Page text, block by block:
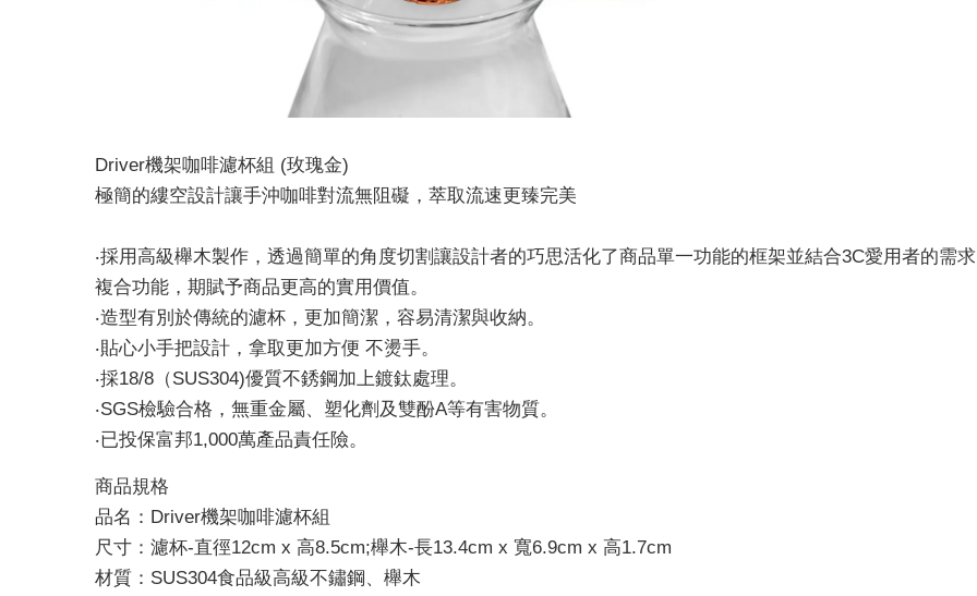
Driver機架咖啡濾杯組 (玫瑰金)
極簡的縷空設計讓手沖咖啡對流無阻礙，萃取流速更臻完美
‧採用高級櫸木製作，透過簡單的角度切割讓設計者的巧思活化了商品單一功能的框架並結合3C愛用者的需
複合功能，期賦予商品更高的實用價值。
‧造型有別於傳統的濾杯，更加簡潔，容易清潔與收納。
‧貼心小手把設計，拿取更加方便 不燙手。
‧採18/8（SUS304)優質不銹鋼加上鍍鈦處理。
‧SGS檢驗合格，無重金屬、塑化劑及雙酚A等有害物質。
‧已投保富邦1,000萬產品責任險。
商品規格
品名：Driver機架咖啡濾杯組
尺寸：濾杯-直徑12cm x 高8.5cm;櫸木-長13.4cm x 寬6.9cm x 高1.7cm
材質：SUS304食品級高級不鏽鋼、櫸木